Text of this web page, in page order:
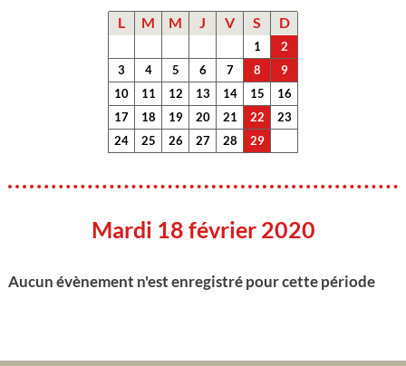
L M M J V S D
1
2
3
4 5 6 7 8
9
10
11 12 13 14 15
16
17
18 19 20 21 22
23
24
25 26 27 28 29
Mardi 18 février 2020
Aucun évènement n'est enregistré pour cette période